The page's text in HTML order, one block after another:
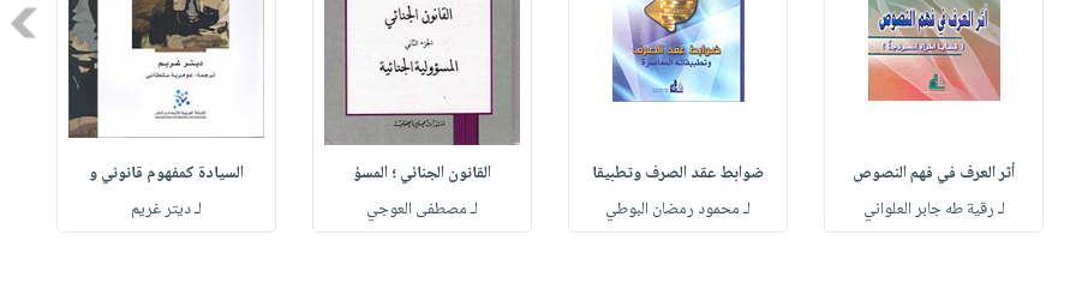
أثر العرف في فهم النصوص
لـ رقية طه جابر العلواني
ضوابط عقد الصرف وتطبيقا
لـ محمود رمضان البوطي
القانون الجنائي ؛ المسؤ
لـ مصطفى العوجي
السيادة كمفهوم قانوني و
لـ ديتر غريم